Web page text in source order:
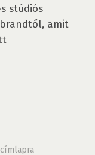
stúdiós
amit